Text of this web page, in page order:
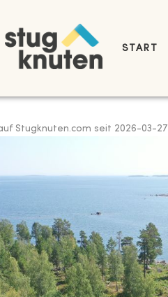
START
Stugknuten.com seit 2026-03-27